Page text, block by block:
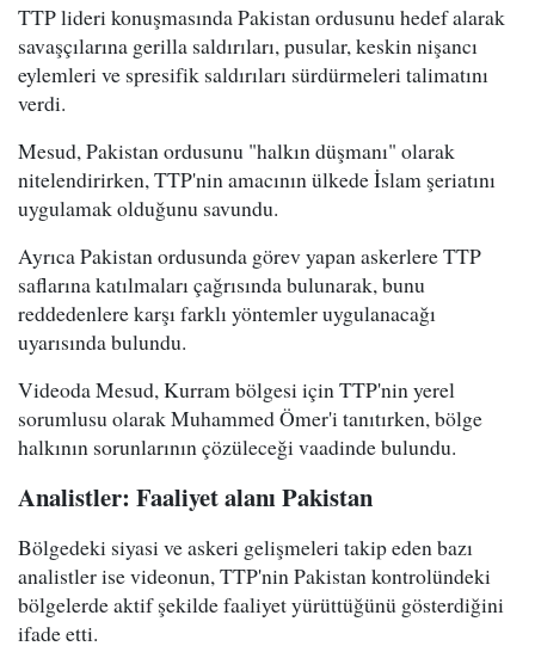
TTP lideri konuşmasında Pakistan ordusunu hedef alarak
savaşçılarına gerilla saldırıları, pusular, keskin nişancı
eylemleri ve spresifik saldırıları sürdürmeleri talimatını
verdi.
Mesud, Pakistan ordusunu "halkın düşmanı" olarak
nitelendirirken, TTP'nin amacının ülkede İslam şeriatını
uygulamak olduğunu savundu.
Ayrıca Pakistan ordusunda görev yapan askerlere TTP
saflarına katılmaları çağrısında bulunarak, bunu
reddedenlere karşı farklı yöntemler uygulanacağı
uyarısında bulundu.
Videoda Mesud, Kurram bölgesi için TTP'nin yerel
sorumlusu olarak Muhammed Ömer'i tanıtırken, bölge
halkının sorunlarının çözüleceği vaadinde bulundu.
Analistler: Faaliyet alanı Pakistan
Bölgedeki siyasi ve askeri gelişmeleri takip eden bazı
analistler ise videonun, TTP'nin Pakistan kontrolündeki
bölgelerde aktif şekilde faaliyet yürüttüğünü gösterdiğini
ifade etti.